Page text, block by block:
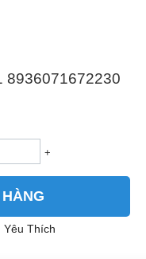
8936071672230
+
Yêu Thích